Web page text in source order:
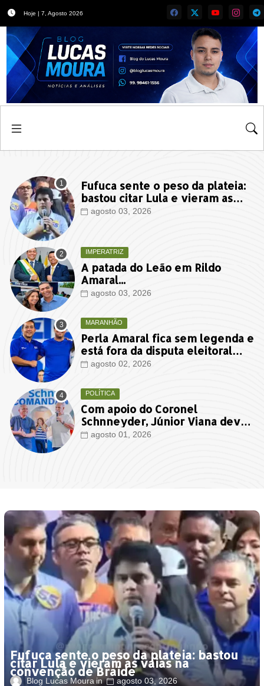
Hoje | 7, Agosto 2026
Fufuca sente o peso da plateia:
bastou citar Lula e vieram as
vaias na convenção de Braide
agosto 03, 2026
IMPERATRIZ
A patada do Leão em Rildo
Amaral...
agosto 03, 2026
MARANHÃO
Perla Amaral fica sem legenda e
está fora da disputa eleitoral
deste ano
agosto 02, 2026
POLÍTICA
Com apoio do Coronel
Schnneyder, Júnior Viana deve
ter votação expressiva em
agosto 01, 2026
Fufuca sente o peso da plateia: bastou
citar Lula e vieram as vaias na
convenção de Braide
Blog Lucas Moura agosto 03, 2026